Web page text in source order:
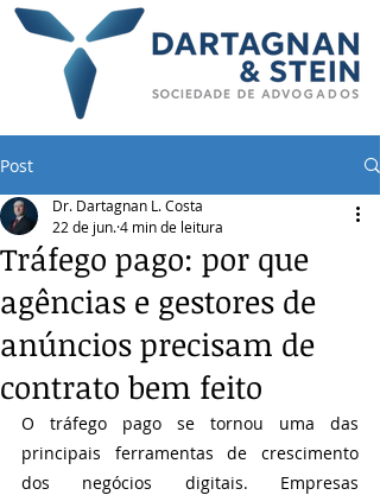
Post
Tráfego pago: por que
agências e gestores de
anúncios precisam de
contrato bem feito
Dr. Dartagnan L. Costa
22 de jun.4 min de leitura
O tráfego pago se tornou uma das
principais ferramentas de crescimento
dos negócios digitais. Empresas